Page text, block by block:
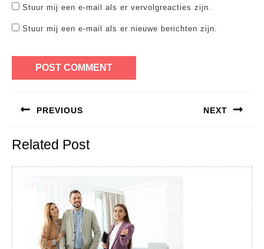
Stuur mij een e-mail als er vervolgreacties zijn.
Stuur mij een e-mail als er nieuwe berichten zijn.
navigatie
PREVIOUS
post:
NEXT
Related Post